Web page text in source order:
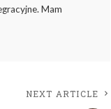
Mam
NEXT ARTICLE